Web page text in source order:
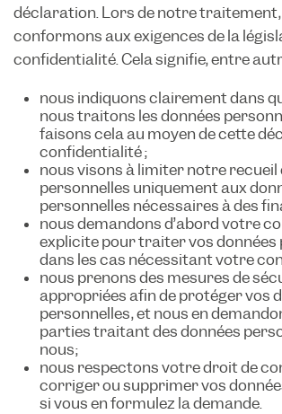
déclaration. Lors de notre traitement,
conformons aux exigences de la
confidentialité. Cela signifie, entre
nous indiquons clairement dans
nous traitons les données
faisons cela au moyen de cette
confidentialité ;
nous visons à limiter notre recueil
personnelles uniquement aux
personnelles nécessaires à des
nous demandons d’abord votre
explicite pour traiter vos données
dans les cas nécessitant votre
nous prenons des mesures de
appropriées afin de protéger vos
personnelles, et nous en
parties traitant des données
nous;
nous respectons votre droit de
corriger ou supprimer vos
si vous en formulez la demande.